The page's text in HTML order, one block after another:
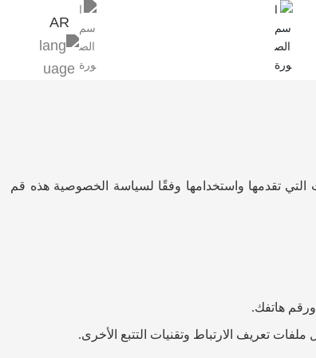
AR
التي تقدمها واستخدامها وفقًا لسياسة الخصوصية هذه قم
هاتفك.
تعريف الارتباط وتقنيات التتبع الأخرى.